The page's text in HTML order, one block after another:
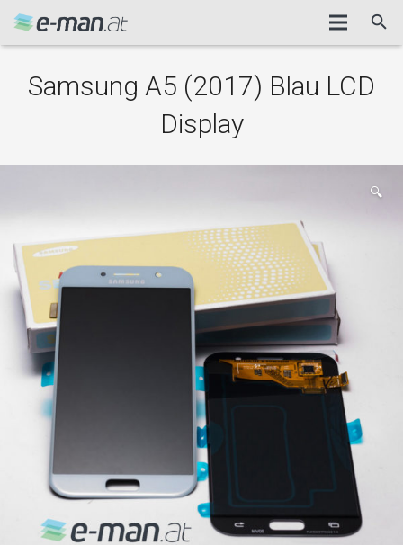
Samsung A5 (2017) Blau LCD
Display
🔍